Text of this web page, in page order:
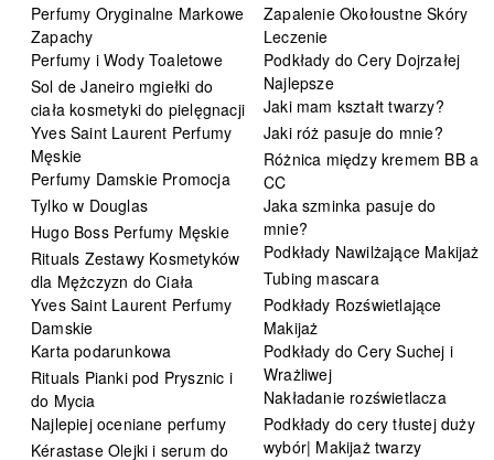
Perfumy Oryginalne Markowe
Zapachy
Perfumy i Wody Toaletowe
Sol de Janeiro mgiełki do
ciała kosmetyki do pielęgnacji
Yves Saint Laurent Perfumy
Męskie
Perfumy Damskie Promocja
Tylko w Douglas
Hugo Boss Perfumy Męskie
Rituals Zestawy Kosmetyków
dla Mężczyzn do Ciała
Yves Saint Laurent Perfumy
Damskie
Karta podarunkowa
Rituals Pianki pod Prysznic i
do Mycia
Najlepiej oceniane perfumy
Kérastase Olejki i serum do
Zapalenie Okołoustne Skóry
Leczenie
Podkłady do Cery Dojrzałej
Najlepsze
Jaki mam kształt twarzy?
Jaki róż pasuje do mnie?
Różnica między kremem BB a
CC
Jaka szminka pasuje do
mnie?
Podkłady Nawilżające Makijaż
Tubing mascara
Podkłady Rozświetlające
Makijaż
Podkłady do Cery Suchej i
Wrażliwej
Nakładanie rozświetlacza
Podkłady do cery tłustej duży
wybór| Makijaż twarzy